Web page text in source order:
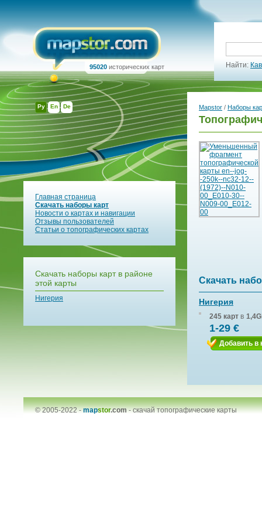
Ру En De
95020 исторических карт Найти:
Главная страница
Скачать наборы карт
Новости о картах и навигации
Отзывы пользователей
Статьи о топографических картах
Скачать наборы карт в районе
этой карты
Нигерия
Mapstor / Наборы
Скачать
Нигерия
245 карт в
1-29 €
Добавить в
© 2005-2022 -mapstor.com-скачай топографические карты